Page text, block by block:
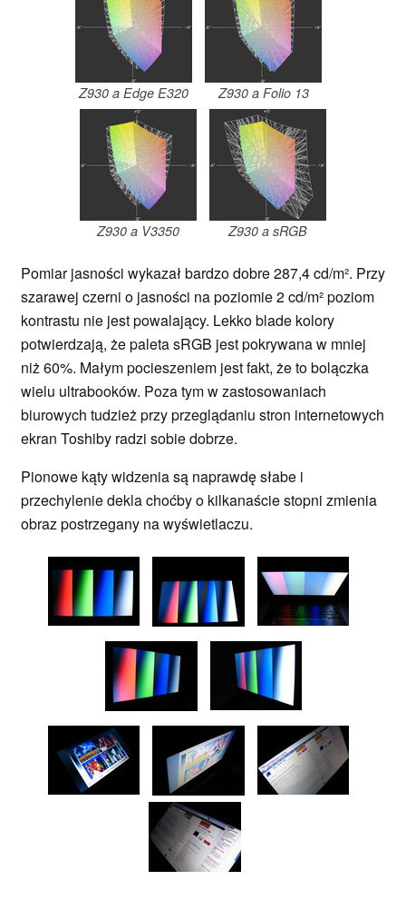
Z930 a Edge E320 Z930 a Folio 13
Z930 a V3350 Z930 a sRGB
Pomiar jasności wykazał bardzo dobre 287,4 cd/m². Przy
szarawej czerni o jasności na poziomie 2 cd/m² poziom
kontrastu nie jest powalający. Lekko blade kolory
potwierdzają, że paleta sRGB jest pokrywana w mniej
niż 60%. Małym pocieszeniem jest fakt, że to bolączka
wielu ultrabooków. Poza tym w zastosowaniach
biurowych tudzież przy przeglądaniu stron internetowych
ekran Toshiby radzi sobie dobrze.
Pionowe kąty widzenia są naprawdę słabe i
przechylenie dekla choćby o kilkanaście stopni zmienia
obraz postrzegany na wyświetlaczu.